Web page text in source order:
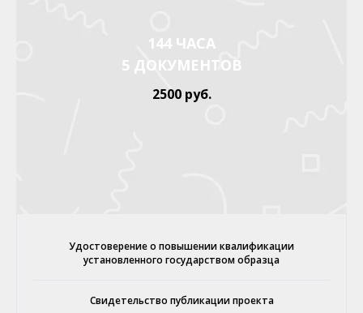
144 ЧАСА
5 ДОКУМЕНТОВ
2500 руб.
Удостоверение о повышении квалификации
установленного государством образца
Свидетельство публикации проекта